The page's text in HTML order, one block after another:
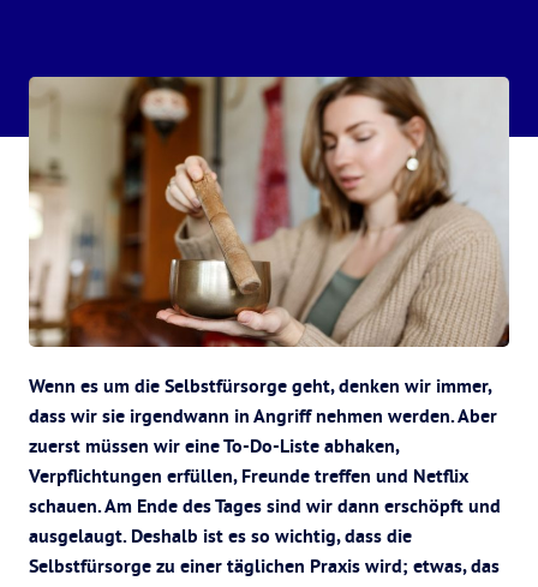
Wenn es um die Selbstfürsorge geht, denken wir immer,
dass wir sie irgendwann in Angriff nehmen werden. Aber
zuerst müssen wir eine To-Do-Liste abhaken,
Verpflichtungen erfüllen, Freunde treffen und Netflix
schauen. Am Ende des Tages sind wir dann erschöpft und
ausgelaugt. Deshalb ist es so wichtig, dass die
Selbstfürsorge zu einer täglichen Praxis wird; etwas, das